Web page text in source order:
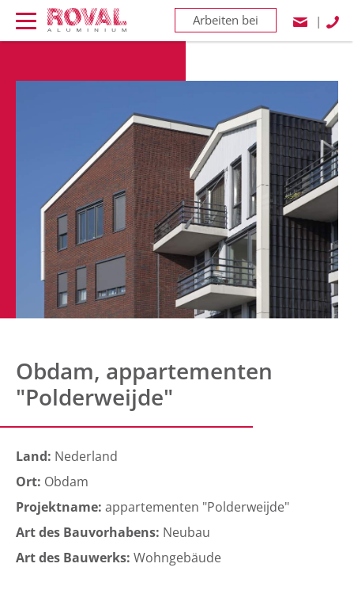
Arbeiten bei |
Obdam, appartementen
"Polderweijde"
Land: Nederland
Ort: Obdam
Projektname: appartementen "Polderweijde"
Art des Bauvorhabens: Neubau
Art des Bauwerks: Wohngebäude